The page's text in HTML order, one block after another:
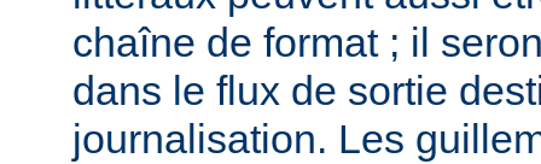
chaîne de format ; il
dans le flux de sortie
journalisation. Les